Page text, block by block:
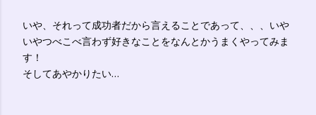
いや、それって成功者だから言えることであって、、、いや
いやつべこべ言わず好きなことをなんとかうまくやってみま
す！
そしてあやかりたい…